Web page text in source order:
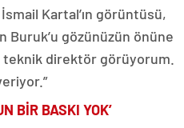
Kartal’ın görüntüsü,
gözünüzün önüne
direktör görüyorum.
BİR BASKI YOK’